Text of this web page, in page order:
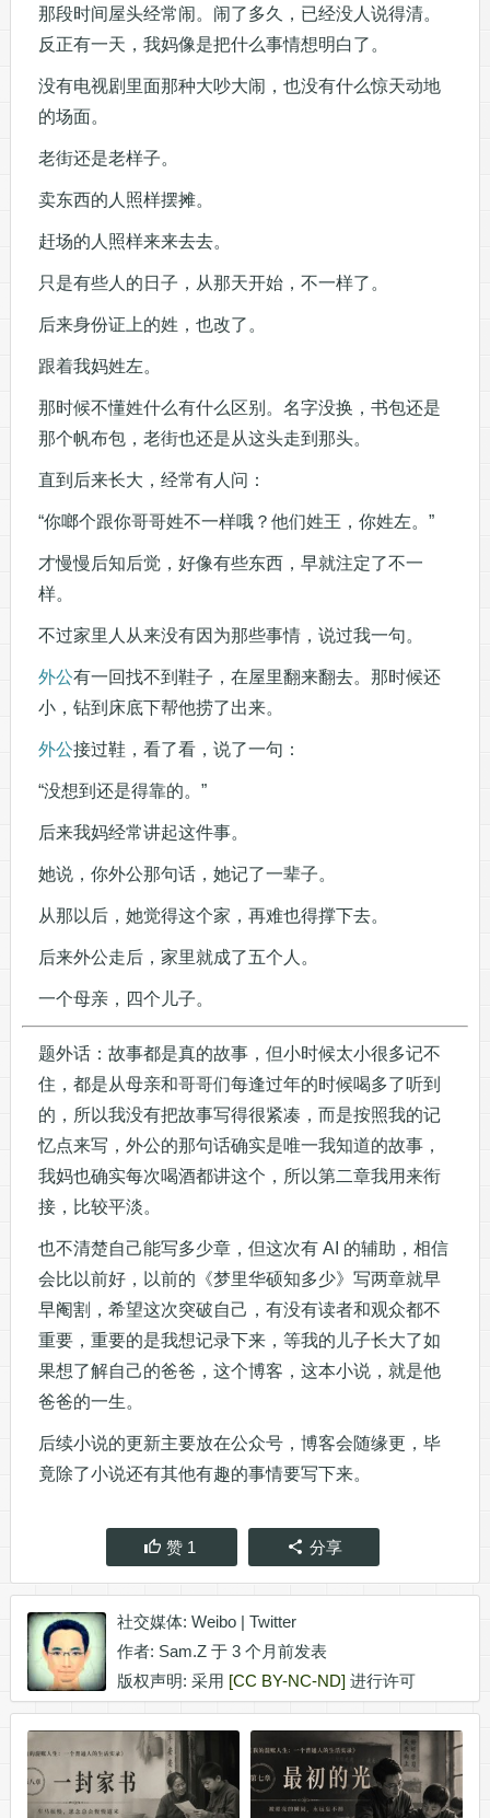
那段时间屋头经常闹。闹了多久，已经没人说得清。
反正有一天，我妈像是把什么事情想明白了。
没有电视剧里面那种大吵大闹，也没有什么惊天动地
的场面。
老街还是老样子。
卖东西的人照样摆摊。
赶场的人照样来来去去。
只是有些人的日子，从那天开始，不一样了。
后来身份证上的姓，也改了。
跟着我妈姓左。
那时候不懂姓什么有什么区别。名字没换，书包还是
那个帆布包，老街也还是从这头走到那头。
直到后来长大，经常有人问：
“你啷个跟你哥哥姓不一样哦？他们姓王，你姓左。”
才慢慢后知后觉，好像有些东西，早就注定了不一
样。
不过家里人从来没有因为那些事情，说过我一句。
外公有一回找不到鞋子，在屋里翻来翻去。那时候还
小，钻到床底下帮他捞了出来。
外公接过鞋，看了看，说了一句：
“没想到还是得靠的。”
后来我妈经常讲起这件事。
她说，你外公那句话，她记了一辈子。
从那以后，她觉得这个家，再难也得撑下去。
后来外公走后，家里就成了五个人。
一个母亲，四个儿子。
题外话：故事都是真的故事，但小时候太小很多记不
住，都是从母亲和哥哥们每逢过年的时候喝多了听到
的，所以我没有把故事写得很紧凑，而是按照我的记
忆点来写，外公的那句话确实是唯一我知道的故事，
我妈也确实每次喝酒都讲这个，所以第二章我用来衔
接，比较平淡。
也不清楚自己能写多少章，但这次有 AI 的辅助，相信
会比以前好，以前的《梦里华硕知多少》写两章就早
早阉割，希望这次突破自己，有没有读者和观众都不
重要，重要的是我想记录下来，等我的儿子长大了如
果想了解自己的爸爸，这个博客，这本小说，就是他
爸爸的一生。
后续小说的更新主要放在公众号，博客会随缘更，毕
竟除了小说还有其他有趣的事情要写下来。
赞 1 分享
社交媒体: Weibo| Twitter
作者: Sam.Z于 3 个月前发表
版权声明: 采用 [CC BY-NC-ND] 进行许可